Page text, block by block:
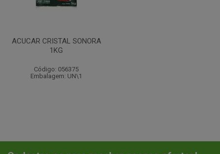
ACUCAR CRISTAL SONORA
1KG
Código: 056375
Embalagem: UN\1